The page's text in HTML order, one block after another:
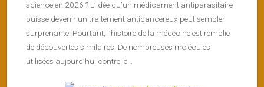
science en 2026 ? L’idée qu’un médicament antiparasitaire
puisse devenir un traitement anticancéreux peut sembler
surprenante. Pourtant, l’histoire de la médecine est remplie
de découvertes similaires. De nombreuses molécules
utilisées aujourd’hui contre le...